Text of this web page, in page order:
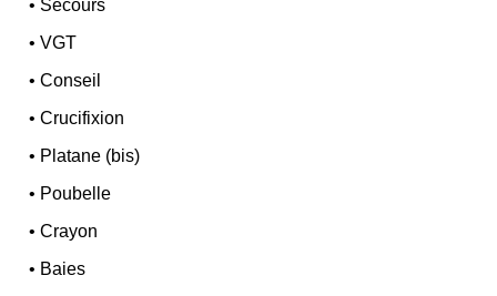
• Secours
•VGT
•Conseil
•Crucifixion
• Platane (bis)
• Poubelle
•Crayon
• Baies